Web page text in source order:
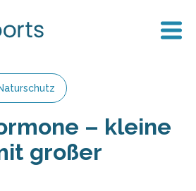
– kleine
großer